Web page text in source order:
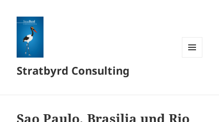
Stratbyrd Consulting